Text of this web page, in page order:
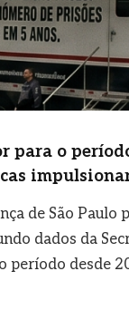
para o
de São
dados da
período desde